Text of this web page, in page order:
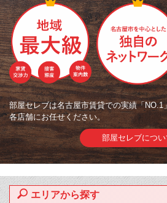
部屋セレブは名古屋市賃貸での実績「
各店舗にお任せください。
部屋セレブについ
エリアから探す